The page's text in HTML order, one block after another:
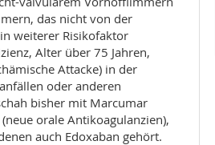
das nicht von der
weiterer Risikofaktor
Alter über 75 Jahren,
Attacke) in der
oder anderen
bisher mit Marcumar
orale Antikoagulanzien),
auch Edoxaban gehört.